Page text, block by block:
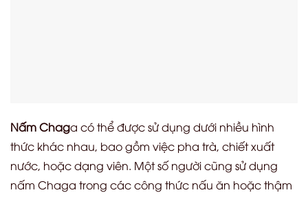
Nấm Chaga có thể được sử dụng dưới nhiều hình
thức khác nhau, bao gồm việc pha trà, chiết xuất
nước, hoặc dạng viên. Một số người cũng sử dụng
nấm Chaga trong các công thức nấu ăn hoặc thậm